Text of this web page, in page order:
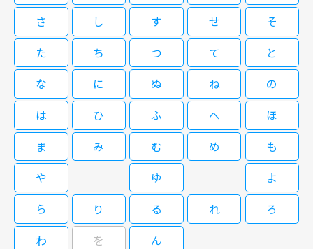
父・大吉（宇津井健）の再婚話など、これまでのシリーズとは異なっ た展
開を見せ、後の第10シリーズにもつながるエピソードが満載となってい
る。
［字］橋田壽賀子ドラマ「渡る世間
は鬼ばかり」（第９シリーズ）第23
08/31(月)11:00～12:00
橋田壽賀子脚本による国民的人気ホームドラマ「渡る世間は鬼ばかり」の第
9シリーズ。このシリーズで物語の軸とな るのが、次女・五月（泉ピン子）
の息子・眞（えなりかずき）の結婚・就職話、五月の夫・勇（角野卓造）や
娘婿・誠（村田 雄浩）がメンバーとなった「おやじバンド」。この他、
父・大吉（宇津井健）の再婚話など、これまでのシリーズとは異なっ た展
開を見せ、後の第10シリーズにもつながるエピソードが満載となってい
る。
［字］橋田壽賀子ドラマ「渡る世間
は鬼ばかり」（第９シリーズ）第24
回
と夫の吉彦が口論をしていた目撃情報から、吉彦に嫌疑がかかると、吉彦が
妻殺害を認める遺書を残して自殺。被疑者死亡で事件は解決したかに思われ
たが…。
閉じる
さ
し す せ
そ
た
ち つ て
と
な
に ぬ ね
の
は
ひ ふ へ
ほ
ま
み む め
も
や
ゆ
よ
ら
り る れ
ろ
わ
を
ん